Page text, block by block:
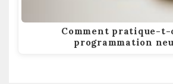
Comment pratique-t-
programmation